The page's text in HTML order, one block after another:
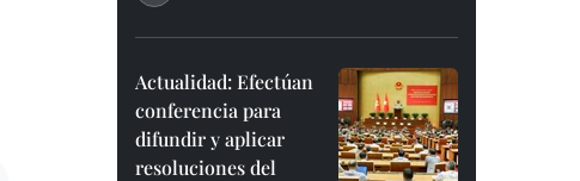
Actualidad: Efectúan
conferencia para
difundir y aplicar
resoluciones del